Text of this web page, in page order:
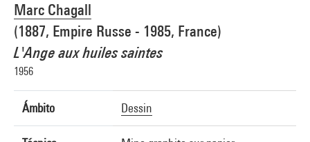
Marc Chagall
(1887, Empire Russe - 1985, France)
L'Ange aux huiles saintes
1956
Ámbito Dessin
Créditos fotográficos : Centre Pompidou, MNAM-CCI/Jacques Faujour/Dist.
GrandPalaisRmn
Referencia de la imagen : 4R12101 [1998 CX 0625]